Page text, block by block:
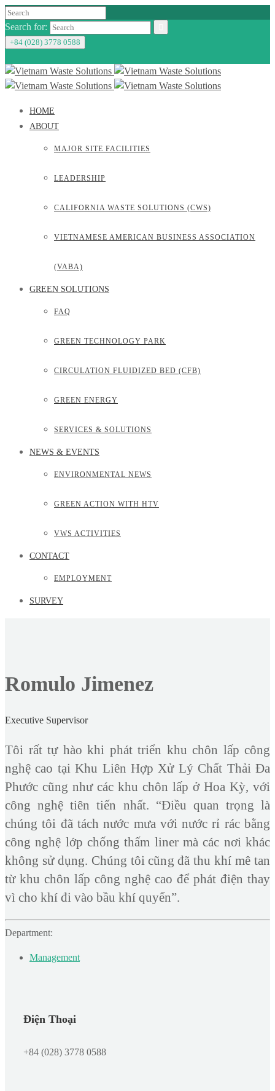
Search for:
+84 (028) 3778 0588
HOME
ABOUT
MAJOR SITE FACILITIES
LEADERSHIP
CALIFORNIA WASTE SOLUTIONS (CWS)
VIETNAMESE AMERICAN BUSINESS ASSOCIATION
(VABA)
GREEN SOLUTIONS
FAQ
GREEN TECHNOLOGY PARK
CIRCULATION FLUIDIZED BED (CFB)
GREEN ENERGY
SERVICES & SOLUTIONS
NEWS & EVENTS
ENVIRONMENTAL NEWS
GREEN ACTION WITH HTV
VWS ACTIVITIES
CONTACT
EMPLOYMENT
SURVEY
Romulo Jimenez
Executive Supervisor
Tôi rất tự hào khi phát triển khu chôn lấp công
nghệ cao tại Khu Liên Hợp Xử Lý Chất Thải Đa
Phước cũng như các khu chôn lấp ở Hoa Kỳ, với
công nghệ tiên tiến nhất. “Điều quan trọng là
chúng tôi đã tách nước mưa với nước rỉ rác bằng
công nghệ lớp chống thấm liner mà các nơi khác
không sử dụng. Chúng tôi cũng đã thu khí mê tan
từ khu chôn lấp công nghệ cao để phát điện thay
vì cho khí đi vào bầu khí quyển”.
Department:
Management
Điện Thoại
+84 (028) 3778 0588